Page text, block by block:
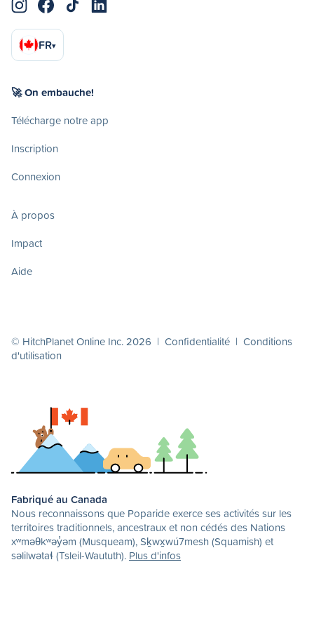
FR▾
🚀 On embauche!
Télécharge notre app
Inscription
Connexion
À propos
Impact
Aide
© HitchPlanet Online Inc. 2026 | Confidentialité | Conditions
d'utilisation
Fabriqué au Canada
Nous reconnaissons que Poparide exerce ses activités sur les
territoires traditionnels, ancestraux et non cédés des Nations
xʷməθkʷəy̓əm (Musqueam), Sḵwx̱wú7mesh (Squamish) et
səlilwətaɬ (Tsleil-Waututh). Plus d'infos